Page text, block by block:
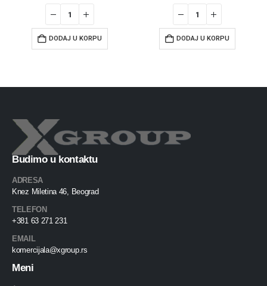
DODAJ U KORPU DODAJ U KORPU
Budimo u kontaktu
ADRESA
Knez Miletina 46, Beograd
TELEFON
+381 63 271 231
EMAIL
komercijala@xgroup.rs
Meni